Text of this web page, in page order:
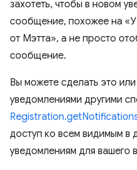
захотеть, чтобы в новом
сообщение, похожее на
от Мэтта», а не просто
сообщение.
Вы можете сделать это
уведомлениями другими
доступ ко всем видимым в
уведомлениям для вашего